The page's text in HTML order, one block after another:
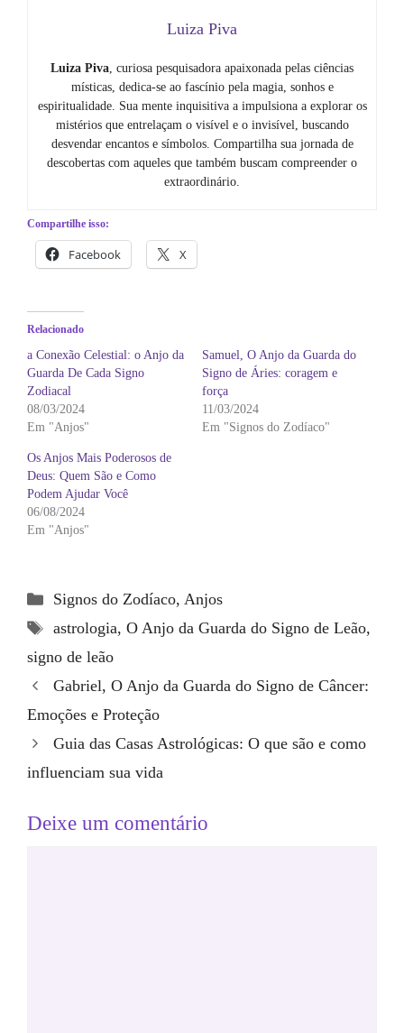
Luiza Piva
Luiza Piva, curiosa pesquisadora apaixonada pelas ciências
místicas, dedica-se ao fascínio pela magia, sonhos e
espiritualidade. Sua mente inquisitiva a impulsiona a explorar os
mistérios que entrelaçam o visível e o invisível, buscando
desvendar encantos e símbolos. Compartilha sua jornada de
descobertas com aqueles que também buscam compreender o
extraordinário.
Compartilhe isso:
Facebook X
Relacionado
a Conexão Celestial: o Anjo da
Guarda De Cada Signo
Zodiacal
08/03/2024
Em "Anjos"
Samuel, O Anjo da Guarda do
Signo de Áries: coragem e
força
11/03/2024
Em "Signos do Zodíaco"
Os Anjos Mais Poderosos de
Deus: Quem São e Como
Podem Ajudar Você
06/08/2024
Em "Anjos"
Categorias
Signos do Zodíaco, Anjos
Tags
astrologia, O Anjo da Guarda do Signo de Leão,
signo de leão
Gabriel, O Anjo da Guarda do Signo de Câncer:
Emoções e Proteção
Guia das Casas Astrológicas: O que são e como
influenciam sua vida
Deixe um comentário